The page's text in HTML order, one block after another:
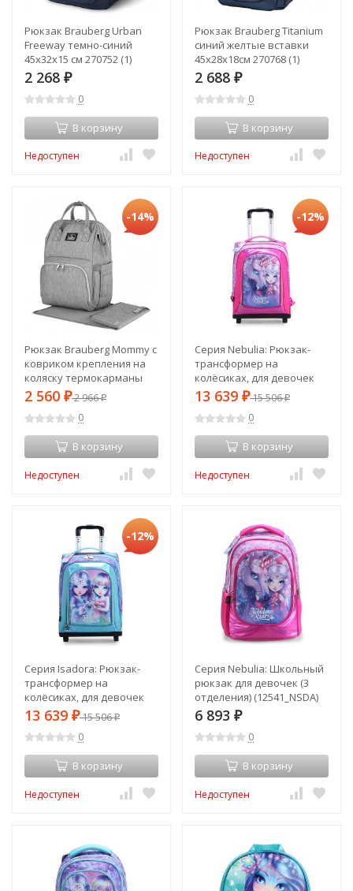
Рюкзак Brauberg Urban
Freeway темно-синий
45х32х15 см 270752 (1)
(88840)
2 268 ₽
0
В корзину
Недоступен
Рюкзак Brauberg Titanium
синий желтые вставки
45х28х18см 270768 (1)
(88853)
2 688 ₽
0
В корзину
Недоступен
-14%
Рюкзак Brauberg Mommy с
ковриком крепления на
коляску термокарманы
40x26x17 см 270819 (1)
2 560 ₽2 966₽
0
В корзину
Недоступен
-12%
Серия Nebulia: Рюкзак-
трансформер на
колёсиках, для девочек
(2в1, выдвижная ручка)
13 639 ₽15 506₽
0
В корзину
Недоступен
-12%
Серия Isadora: Рюкзак-
трансформер на
колёсиках, для девочек
(2в1, выдвижная ручка)
(12532_NSDA)
13 639 ₽15 506₽
0
В корзину
Недоступен
Серия Nebulia: Школьный
рюкзак для девочек (3
отделения) (12541_NSDA)
6 893 ₽
0
В корзину
Недоступен